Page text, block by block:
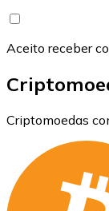
Aceito receber
Criptomoedas